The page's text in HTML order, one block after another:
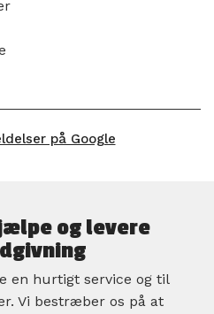
på Google
og levere
en hurtigt service og til
Vi bestræber os på at